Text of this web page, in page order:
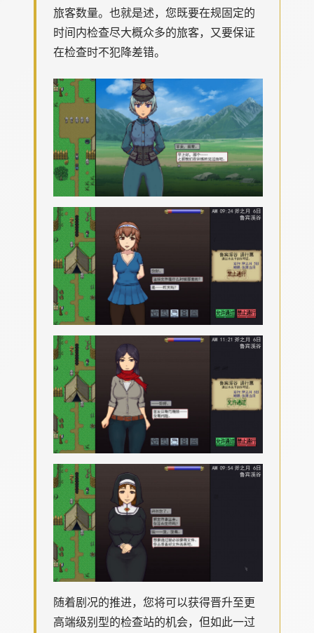
旅客数量。也就是述，您既要在规固定的
时间内检查尽大概众多的旅客，又要保证
在检查时不犯降差错。
随着剧况的推进，您将可以获得晋升至更
高端级别型的检查站的机会，但如此一过